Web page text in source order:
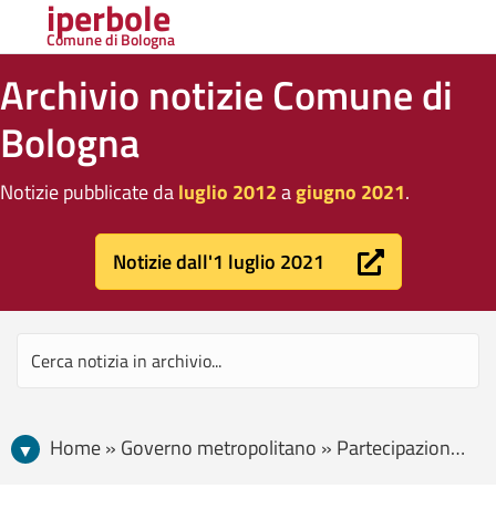
iperbole
Comune di Bologna
Archivio notizie Comune di
Bologna
Notizie pubblicate daluglio 2012agiugno 2021.
Notizie dall'1 luglio 2021
Home » Governo metropolitano » Partecipazione e diritti » Il 9 marzo manifestazione pubblica per l’Emilia-Romagna, le sue infrastrutture, gli investimenti e lo sviluppo